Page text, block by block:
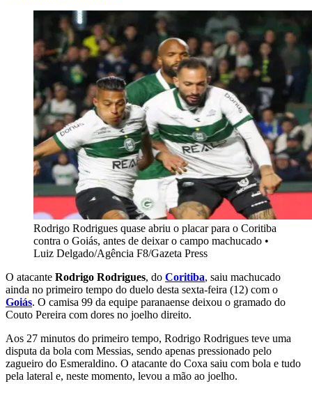
Rodrigo Rodrigues quase abriu o placar para o Coritiba
contra o Goiás, antes de deixar o campo machucado •
Luiz Delgado/Agência F8/Gazeta Press
O atacante Rodrigo Rodrigues, do Coritiba, saiu machucado
ainda no primeiro tempo do duelo desta sexta-feira (12) com o
Goiás. O camisa 99 da equipe paranaense deixou o gramado do
Couto Pereira com dores no joelho direito.
Aos 27 minutos do primeiro tempo, Rodrigo Rodrigues teve uma
disputa da bola com Messias, sendo apenas pressionado pelo
zagueiro do Esmeraldino. O atacante do Coxa saiu com bola e tudo
pela lateral e, neste momento, levou a mão ao joelho.